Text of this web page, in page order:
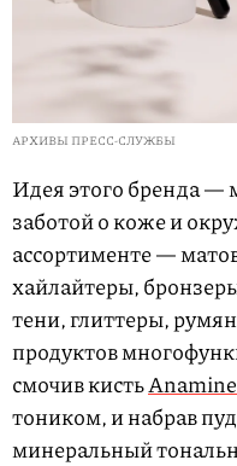
АРХИВЫ ПРЕСС-СЛУЖБЫ
Идея этого бренда
заботой о коже и
ассортименте —
хайлайтеры,
тени, глиттеры,
продуктов
смочив кисть
тоником, и набрав
минеральный